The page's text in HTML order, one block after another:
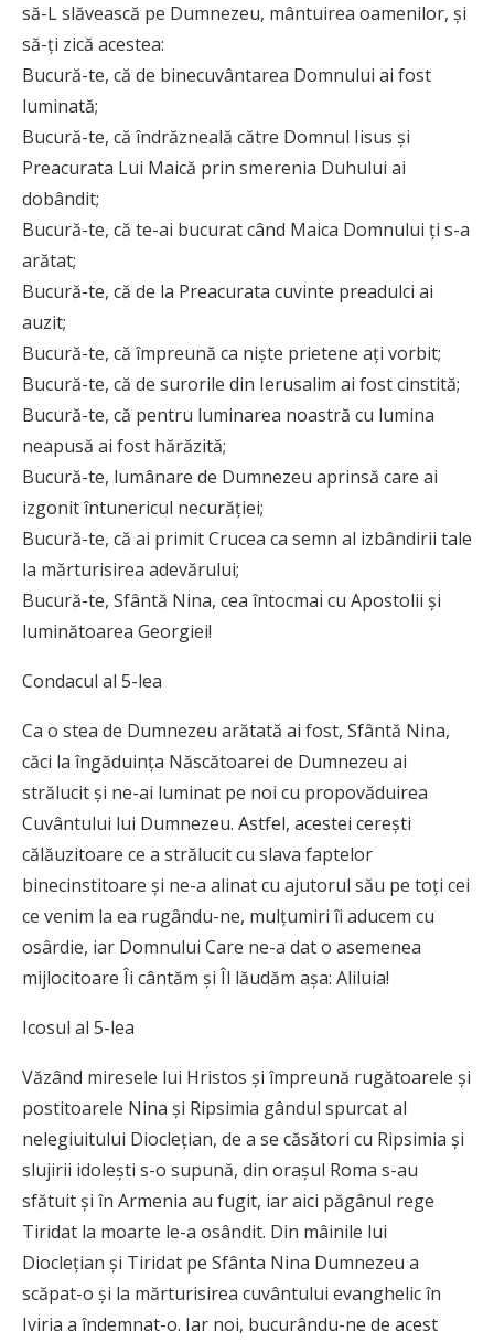
să-L slăvească pe Dumnezeu, mântuirea oamenilor, și
să-ți zică acestea:
Bucură-te, că de binecuvântarea Domnului ai fost
luminată;
Bucură-te, că îndrăzneală către Domnul Iisus și
Preacurata Lui Maică prin smerenia Duhului ai
dobândit;
Bucură-te, că te-ai bucurat când Maica Domnului ți s-a
arătat;
Bucură-te, că de la Preacurata cuvinte preadulci ai
auzit;
Bucură-te, că împreună ca niște prietene ați vorbit;
Bucură-te, că de surorile din Ierusalim ai fost cinstită;
Bucură-te, că pentru luminarea noastră cu lumina
neapusă ai fost hărăzită;
Bucură-te, lumânare de Dumnezeu aprinsă care ai
izgonit întunericul necurăției;
Bucură-te, că ai primit Crucea ca semn al izbândirii tale
la mărturisirea adevărului;
Bucură-te, Sfântă Nina, cea întocmai cu Apostolii și
luminătoarea Georgiei!
Condacul al 5-lea
Ca o stea de Dumnezeu arătată ai fost, Sfântă Nina,
căci la îngăduința Născătoarei de Dumnezeu ai
strălucit și ne-ai luminat pe noi cu propovăduirea
Cuvântului lui Dumnezeu. Astfel, acestei cerești
călăuzitoare ce a strălucit cu slava faptelor
binecinstitoare și ne-a alinat cu ajutorul său pe toți cei
ce venim la ea rugându-ne, mulțumiri îi aducem cu
osârdie, iar Domnului Care ne-a dat o asemenea
mijlocitoare Îi cântăm și Îl lăudăm așa: Aliluia!
Icosul al 5-lea
Văzând miresele lui Hristos și împreună rugătoarele și
postitoarele Nina și Ripsimia gândul spurcat al
nelegiuitului Dioclețian, de a se căsători cu Ripsimia și
slujirii idolești s-o supună, din orașul Roma s-au
sfătuit și în Armenia au fugit, iar aici păgânul rege
Tiridat la moarte le-a osândit. Din mâinile lui
Dioclețian și Tiridat pe Sfânta Nina Dumnezeu a
scăpat-o și la mărturisirea cuvântului evanghelic în
Iviria a îndemnat-o. Iar noi, bucurându-ne de acest